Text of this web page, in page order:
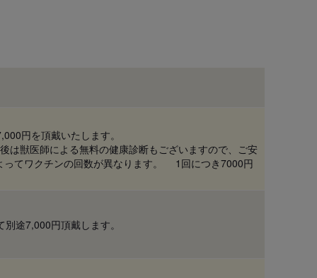
円を頂戴いたします。
は獣医師による無料の健康診断もございますので、ご安
ってワクチンの回数が異なります。 1回につき7000円
途7,000円頂戴します。